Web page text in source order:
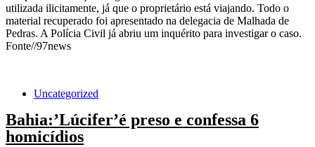
utilizada ilicitamente, já que o proprietário está viajando. Todo o
material recuperado foi apresentado na delegacia de Malhada de
Pedras. A Polícia Civil já abriu um inquérito para investigar o caso.
Fonte//97news
Uncategorized
Bahia:’Lúcifer’é preso e confessa 6
homicídios